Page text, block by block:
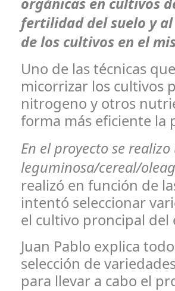
fertilidad del suelo y
de los cultivos en el
Uno de las técnicas
micorrizar los cultivos
nitrogeno y otros
forma más eficiente la
En el proyecto se
leguminosa/cereal/
realizó en función de
intentó seleccionar
el cultivo proncipal del
Juan Pablo explica
selección de
para llevar a cabo el